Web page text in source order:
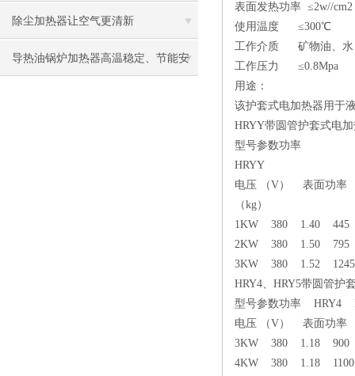
样维护保养呢
除尘加热器让空气更清新
导热油锅炉加热器高温稳定、节能安
表面发热功率 ≤2w//
使用温度 ≤300℃
工作介质 矿物油、水
工作压力 ≤0.8Mpa
用途：
该护套式电加热器用于
HRYY带圆管护套式电
型号参数功率
HRYY
电压 （V） 表面功率
（kg）
1KW 380 1.40
2KW 380 1.50
3KW 380 1.52
HRY4、HRY5带圆管护
型号参数功率 HRY4
电压 （V） 表面功率
3KW 380 1.18
4KW 380 1.18